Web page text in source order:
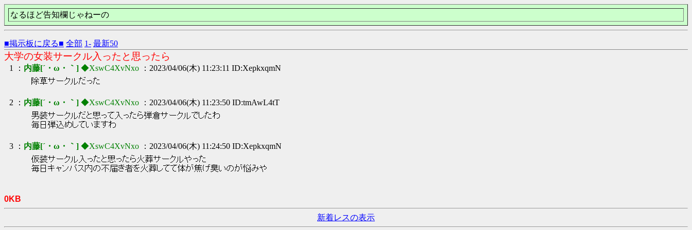
なるほど告知欄じゃねーの
■掲示板に戻る■ 全部 1- 最新50
大学の女装サークル入ったと思ったら
1 ： 内藤[´・ω・｀] ◆XswC4XvNxo ：2023/04/06(木) 11:23:11 ID:XepkxqmN
除草サークルだった
2 ： 内藤[´・ω・｀] ◆XswC4XvNxo ：2023/04/06(木) 11:23:50 ID:tmAwL4tT
男装サークルだと思って入ったら弾倉サークルでしたわ
毎日弾込めしていますわ
3 ： 内藤[´・ω・｀] ◆XswC4XvNxo ：2023/04/06(木) 11:24:50 ID:XepkxqmN
仮装サークル入ったと思ったら火葬サークルやった
毎日キャンパス内の不届き者を火葬してて体が焦げ臭いのが悩みや
0KB
新着レスの表示